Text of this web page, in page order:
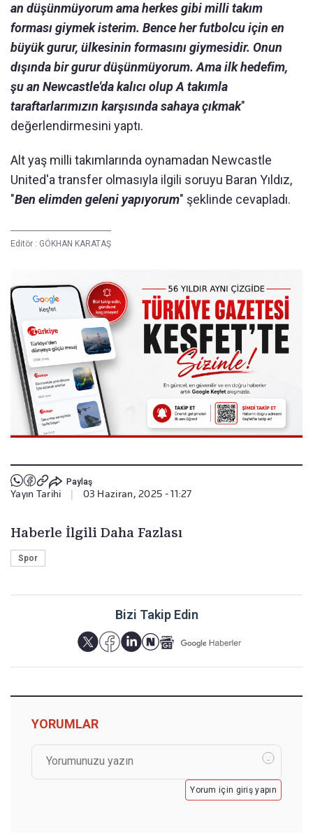
an düşünmüyorum ama herkes gibi milli takım
forması giymek isterim. Bence her futbolcu için en
büyük gurur, ülkesinin formasını giymesidir. Onun
dışında bir gurur düşünmüyorum. Ama ilk hedefim,
şu an Newcastle'da kalıcı olup A takımla
taraftarlarımızın karşısında sahaya çıkmak"
değerlendirmesini yaptı.
Alt yaş milli takımlarında oynamadan Newcastle
United'a transfer olmasıyla ilgili soruyu Baran Yıldız,
"Ben elimden geleni yapıyorum" şeklinde cevapladı.
Editör : GÖKHAN KARATAŞ
Paylaş
Yayın Tarihi 03 Haziran, 2025 - 11:27
Haberle İlgili Daha Fazlası
Spor
Bizi Takip Edin
YORUMLAR
Yorum için giriş yapın